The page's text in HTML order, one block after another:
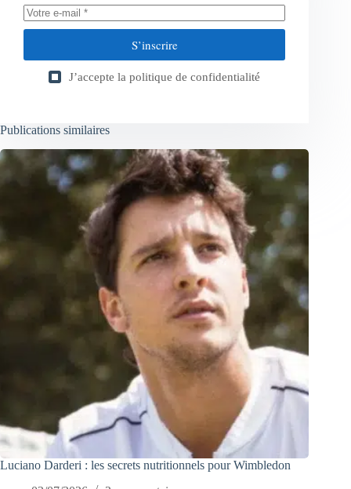
S’inscrire
J’accepte la politique de confidentialité
Publications similaires
Luciano Darderi : les secrets nutritionnels pour Wimbledon